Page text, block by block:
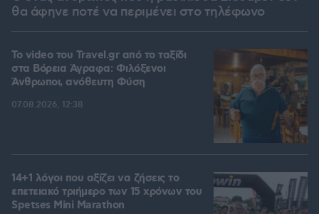
θα άφηνε ποτέ να περιμένει στο τηλέφωνο
To video του Travel.gr από το ταξίδι
στα Βόρεια Άγραφα: Φιλόξενοι
Άνθρωποι, ανόθευτη Φύση
07.08.2026, 12:38
14+1 λόγοι που αξίζει να ζήσεις το
επετειακό τριήμερο των 15 χρόνων του
Spetses Mini Marathon